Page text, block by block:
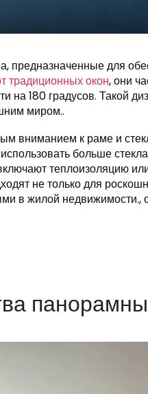
предназначенные для
традиционных окон, они
на 180 градусов. Такой
миром..
вниманием к раме и
больше
теплоизоляцию
не только для
в жилой недвижимости.,